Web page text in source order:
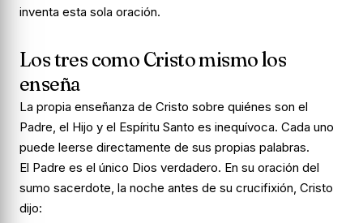
inventa esta sola oración.
Los tres como Cristo mismo los
enseña
La propia enseñanza de Cristo sobre quiénes son el
Padre, el Hijo y el Espíritu Santo es inequívoca. Cada uno
puede leerse directamente de sus propias palabras.
El Padre es el único Dios verdadero. En su oración del
sumo sacerdote, la noche antes de su crucifixión, Cristo
dijo: